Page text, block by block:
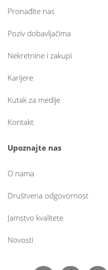
Pronađite nas
Poziv dobavljačima
Nekretnine i zakupi
Karijere
Kutak za medije
Kontakt
Upoznajte nas
O nama
Društvena odgovornost
Jamstvo kvalitete
Novosti